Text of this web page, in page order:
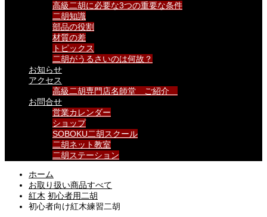
高級二胡に必要な3つの重要な条件
二胡知識
部品の役割
材質の差
トピックス
二胡がうるさいのは何故？
お知らせ
アクセス
高級二胡専門店名師堂 ご紹介
お問合せ
営業カレンダー
ショップ
SOBOKU二胡スクール
二胡ネット教室
二胡ステーション
ホーム
お取り扱い商品すべて
紅木 初心者用二胡
初心者向け紅木練習二胡